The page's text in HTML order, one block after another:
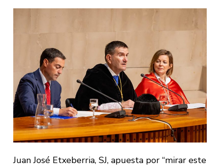
Juan José Etxeberria, SJ, apuesta por “mirar este